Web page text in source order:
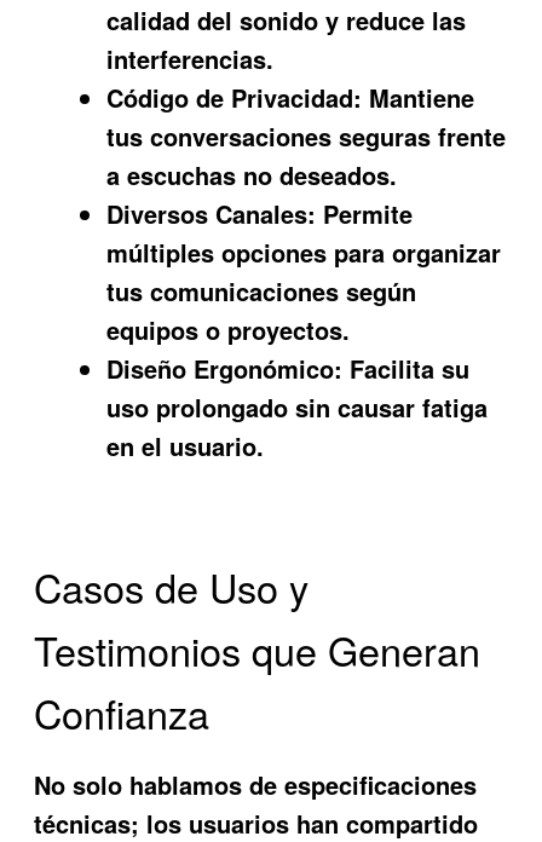
calidad del sonido y reduce las
interferencias.
Código de Privacidad: Mantiene
tus conversaciones seguras frente
a escuchas no deseados.
Diversos Canales: Permite
múltiples opciones para organizar
tus comunicaciones según
equipos o proyectos.
Diseño Ergonómico: Facilita su
uso prolongado sin causar fatiga
en el usuario.
Casos de Uso y
Testimonios que Generan
Confianza
No solo hablamos de especificaciones
técnicas; los usuarios han compartido